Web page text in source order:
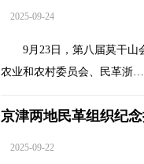
2025-09-24
9月23日，第八届莫干山
农业和农村委员会、民革浙…
京津两地民革组织纪
2025-09-22